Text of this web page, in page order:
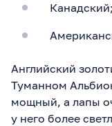
Канадский;
Английский
Туманном
мощный, а лапы
у него более